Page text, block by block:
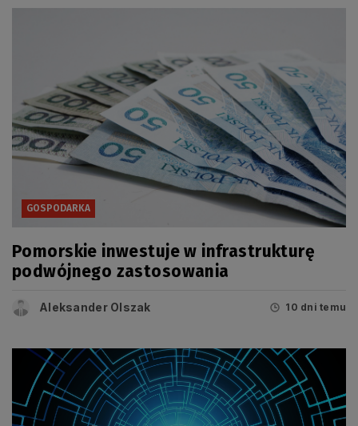
GOSPODARKA
Pomorskie inwestuje w infrastrukturę
podwójnego zastosowania
Aleksander Olszak 10 dni temu